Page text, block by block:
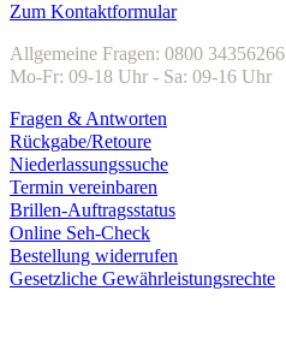
Zum Kontaktformular
Allgemeine Fragen: 0800 34356266
Mo-Fr: 09-18 Uhr - Sa: 09-16 Uhr
Fragen & Antworten
Rückgabe/Retoure
Niederlassungssuche
Termin vereinbaren
Brillen-Auftragsstatus
Online Seh-Check
Bestellung widerrufen
Gesetzliche Gewährleistungsrechte